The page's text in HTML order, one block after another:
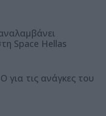
Space Hellas
για τις ανάγκες του